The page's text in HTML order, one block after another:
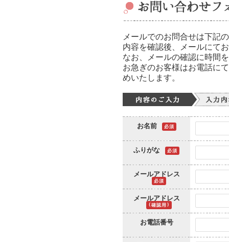
メールでのお問合せは下記
内容を確認後、メールにて
なお、メールの確認に時間
お急ぎのお客様はお電話に
めいたします。
お名前 必須
ふりがな 必須
メールアドレス
必須
メールアドレス
(確認用)
お電話番号